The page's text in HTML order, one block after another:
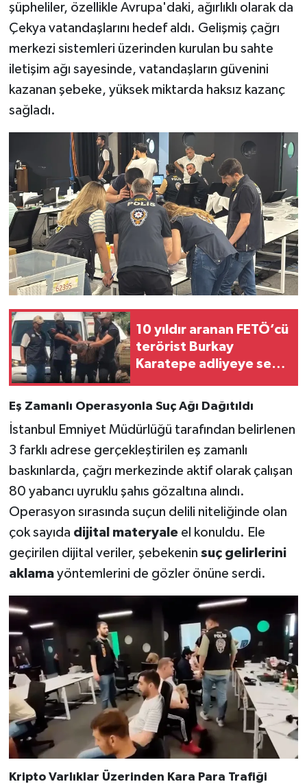
şüpheliler, özellikle Avrupa'daki, ağırlıklı olarak da
Çekya vatandaşlarını hedef aldı. Gelişmiş çağrı
merkezi sistemleri üzerinden kurulan bu sahte
iletişim ağı sayesinde, vatandaşların güvenini
kazanan şebeke, yüksek miktarda haksız kazanç
sağladı.
10 yıldır aranan FETÖ’cü
terörist Burkay
Karatepe adliyeye sevk
Eş Zamanlı Operasyonla Suç Ağı Dağıtıldı
İstanbul Emniyet Müdürlüğü tarafından belirlenen
3 farklı adrese gerçekleştirilen eş zamanlı
baskınlarda, çağrı merkezinde aktif olarak çalışan
80 yabancı uyruklu şahıs gözaltına alındı.
Operasyon sırasında suçun delili niteliğinde olan
çok sayıda dijital materyaleel konuldu. Ele
geçirilen dijital veriler, şebekenin suç gelirlerini
aklamayöntemlerini de gözler önüne serdi.
Kripto Varlıklar Üzerinden Kara Para Trafiği